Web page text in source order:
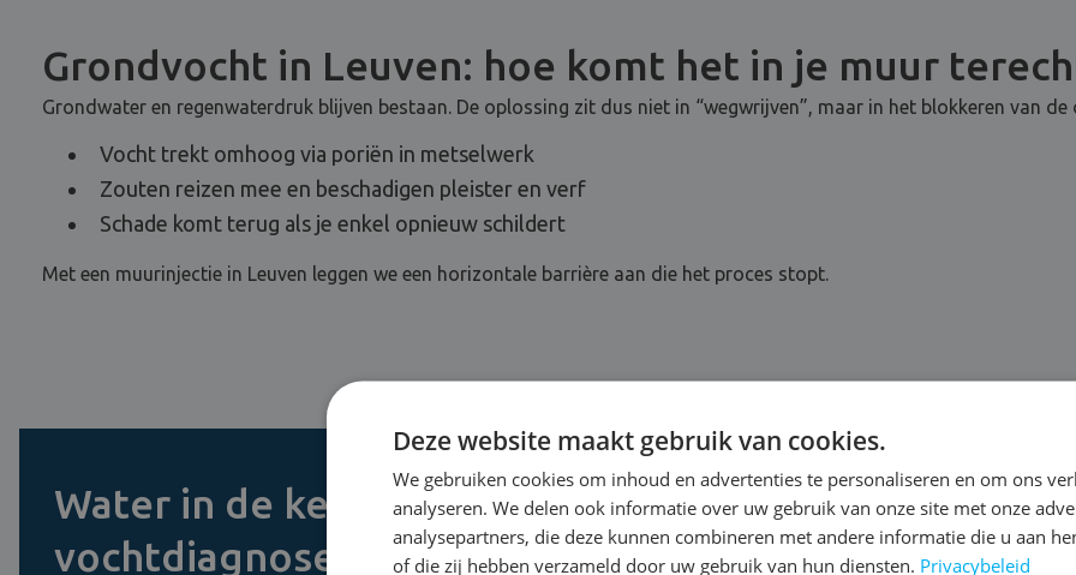
Grondvocht in Leuven: hoe komt het in je muur
Grondwater en regenwaterdruk blijven bestaan. De oplossing zit dus niet in “wegwrijven”, maar in het blokkeren van de
Vocht trekt omhoog via poriën in metselwerk
Zouten reizen mee en beschadigen pleister en verf
Schade komt terug als je enkel opnieuw schildert
Met een muurinjectie in Leuven leggen we een horizontale barrière aan die het proces stopt.
Water in de kelder? Vraag een gratis
vochtdiagnose aan
Deze website maakt gebruik van cookies.
We gebruiken cookies om inhoud en advertenties te personaliseren en om ons
analyseren. We delen ook informatie over uw gebruik van onze site met onze
analysepartners, die deze kunnen combineren met andere informatie die u aan
of die zij hebben verzameld door uw gebruik van hun diensten. Privacybeleid